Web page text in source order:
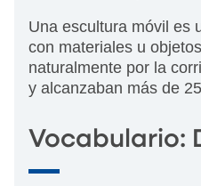
Una escultura móvil es
con materiales u
naturalmente por la
y alcanzaban más de
Vocabulario: